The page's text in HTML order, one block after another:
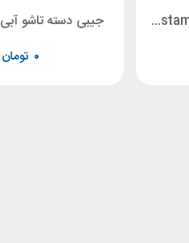
لیزری مستطیل leizer stamp LS-2444 جیبی دسته تاشو آبی TM 30 50
تومان ۰